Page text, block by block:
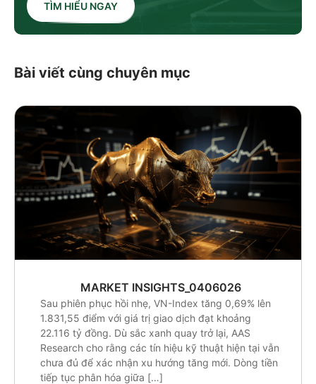
TÌM HIỂU NGAY
Bài viết cùng chuyên mục
MARKET INSIGHTS_0406026
Sau phiên phục hồi nhẹ, VN-Index tăng 0,69% lên
1.831,55 điểm với giá trị giao dịch đạt khoảng
22.116 tỷ đồng. Dù sắc xanh quay trở lại, AAS
Research cho rằng các tín hiệu kỹ thuật hiện tại vẫn
chưa đủ để xác nhận xu hướng tăng mới. Dòng tiền
tiếp tục phân hóa giữa […]